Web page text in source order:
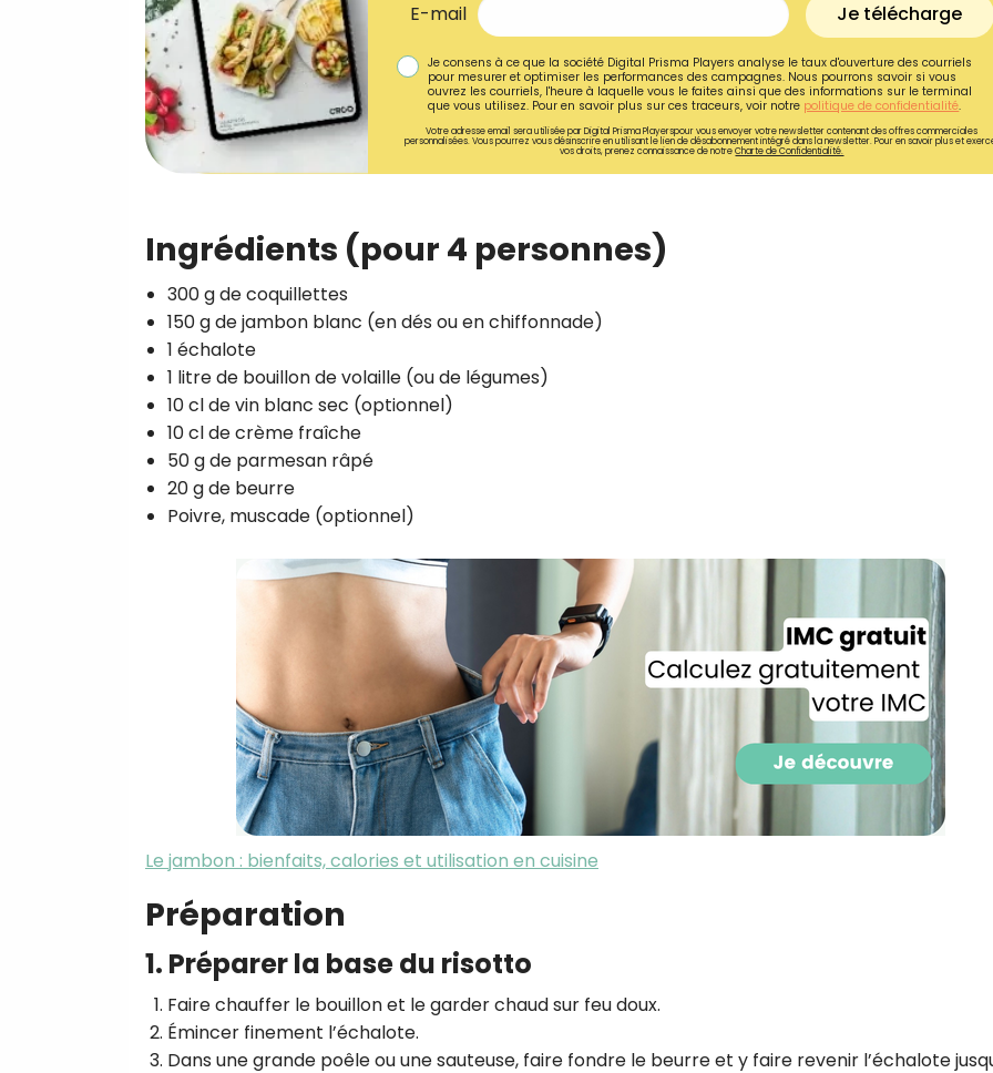
E-mail Je télécharge
Je consens à ce que la société Digital Prisma Players analyse le taux d'ouverture des courriels
pour mesurer et optimiser les performances des campagnes. Nous pourrons savoir si vous
ouvrez les courriels, l'heure à laquelle vous le faites ainsi que des informations sur le terminal
que vous utilisez. Pour en savoir plus sur ces traceurs, voir notre politique de confidentialité.
Votre adresse email sera utilisée par Digital Prisma Playerspour vous envoyer votre newsletter contenant des offres commerciales
personnalisées. Vous pourrez vous désinscrire en utilisant le lien de désabonnement intégré dans la newsletter. Pour en savoir plus et
vos droits, prenez connaissance de notreCharte de Confidentialité.
Ingrédients (pour 4 personnes)
300 g de coquillettes
150 g de jambon blanc (en dés ou en chiffonnade)
1 échalote
1 litre de bouillon de volaille (ou de légumes)
10 cl de vin blanc sec (optionnel)
10 cl de crème fraîche
50 g de parmesan râpé
20 g de beurre
Poivre, muscade (optionnel)
Le jambon : bienfaits, calories et utilisation en cuisine
Préparation
1. Préparer la base du risotto
Faire chauffer le bouillon et le garder chaud sur feu doux.
Émincer finement l’échalote.
Dans une grande poêle ou une sauteuse, faire fondre le beurre et y faire revenir l’échalote
Je consens à ce que la société
Prisma Players analyse le taux
des courriels pour mesurer et
performances des campagnes.
pourrons savoir si vous ouvrez les
l'heure à laquelle vous le faites
des informations sur le terminal
utilisez. Pour en savoir plus sur ces
voir notre
politique de